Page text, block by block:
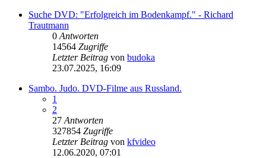
Suche DVD: "Erfolgreich im Bodenkampf." - Richard
Trautmann
0 Antworten
14564 Zugriffe
Letzter Beitrag von budoka
23.07.2025, 16:09
Sambo. Judo. DVD-Filme aus Russland.
1
2
27 Antworten
327854 Zugriffe
Letzter Beitrag von kfvideo
12.06.2020, 07:01